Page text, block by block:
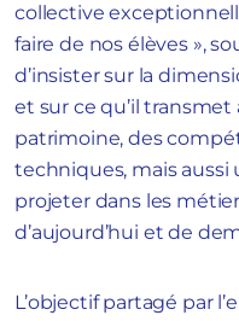
collective
faire de nos élèves »,
d’insister sur la
et sur ce qu’il
patrimoine, des
techniques, mais aussi
projeter dans les
d’aujourd’hui et de
L’objectif partagé par